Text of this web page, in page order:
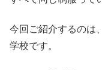
今回ご紹介するのは
学校です。